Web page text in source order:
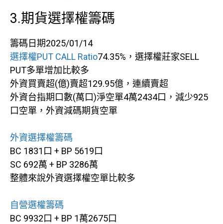
3.期貨選擇權籌碼
籌碼日期2025/01/14
選擇權PUT CALL Ratio74.35%，選擇權莊家SELL
PUT多單增加比較多
外資買賣超(億)賣超129.95億，連續賣超
外資台指期口數(萬口)淨空單4萬2434口，減少925
口空單，外資減碼期貨空單
外資選擇權籌碼
BC 1831口 + BP 5619口
SC 692萬 + BP 3286萬
整體來說外資選擇權空單比較多
自營選權籌碼
BC 9932口 + BP 1萬2675口